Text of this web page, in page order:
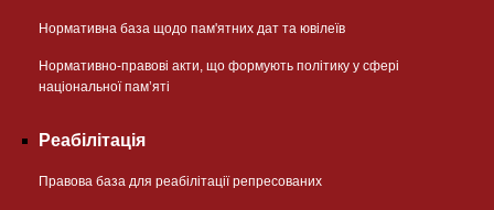
Нормативна база щодо пам'ятних дат та ювілеїв
Нормативно-правові акти, що формують політику у сфері
національної памʼяті
Реабілітація
Правова база для реабілітації репресованих